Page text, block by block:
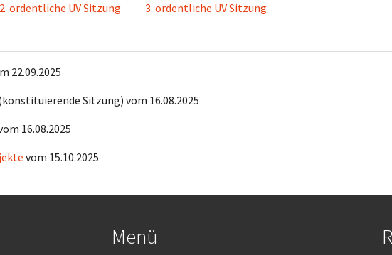
2. ordentliche UV Sitzung 3. ordentliche UV Sitzung
22.09.2025
Sitzung) vom 16.08.2025
16.08.2025
vom 15.10.2025
Menü